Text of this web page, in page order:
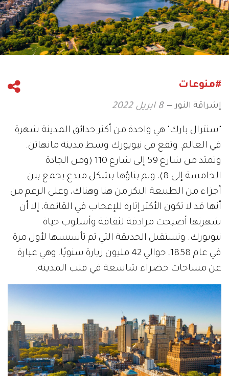
#منوعات
إشراقة النور 8 ابريل 2022
"سنترال بارك" هي واحدة من أكثر حدائق المدينة شهرة
في العالم. وتقع في نيويورك وسط مدينة مانهاتن.
وتمتد من شارع 59 إلى شارع 110 (ومن الجادة
الخامسة إلى 8)، وتم بناؤها بشكل مبدع يجمع بين
أجزاء من الطبيعة البكر من هنا وهناك، وعلى الرغم من
أنها قد لا تكون الأكثر إثارة للإعجاب في القائمة، إلا أن
شهرتها أصبحت مرادفة لثقافة وأسلوب حياة
نيويورك. وتستقبل الحديقة التي تم تأسيسها لأول مرة
في عام 1858، حوالي 42 مليون زيارة سنويًا، وهي عبارة
عن مساحات خضراء شاسعة في قلب المدينة.